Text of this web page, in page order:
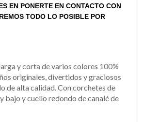
EN PONERTE EN CONTACTO CON
TODO LO POSIBLE POR
y corta de varios colores 100%
originales, divertidos y graciosos
de alta calidad. Con corchetes de
bajo y cuello redondo de canalé de